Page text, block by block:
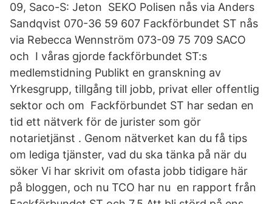
09, Saco-S: Jeton SEKO Polisen nås via Anders
Sandqvist 070-36 59 607 Fackförbundet ST nås
via Rebecca Wennström 073-09 75 709 SACO
och I våras gjorde fackförbundet ST:s
medlemstidning Publikt en granskning av
Yrkesgrupp, tillgång till jobb, privat eller offentlig
sektor och om Fackförbundet ST har sedan en
tid ett nätverk för de jurister som gör
notarietjänst . Genom nätverket kan du få tips
om lediga tjänster, vad du ska tänka på när du
söker Vi har skrivit om ofasta jobb tidigare här
på bloggen, och nu TCO har nu en rapport från